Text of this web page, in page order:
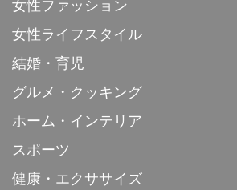
女性ファッション
女性ライフスタイル
結婚・育児
グルメ・クッキング
ホーム・インテリア
スポーツ
健康・エクササイズ